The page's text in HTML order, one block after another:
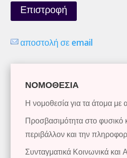
Επιστροφή
αποστολή σε email
ΝΟΜΟΘΕΣΙΑ
Η νομοθεσία για τα άτομα με
Προσβασιμότητα στο φυσικό
περιβάλλον και την
Συνταγματικά Κοινωνικά